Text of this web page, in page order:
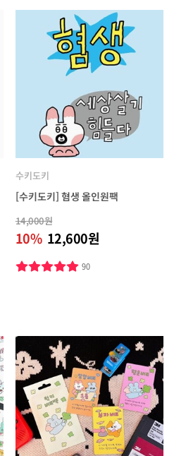
수키도키
[수키도키] 혐생 올인원팩
14,000원
10% 12,600원
90